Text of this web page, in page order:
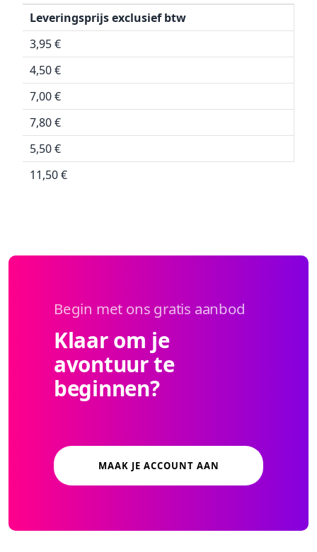
Leveringsprijs exclusief btw
3,95 €
4,50 €
7,00 €
7,80 €
5,50 €
11,50 €
Begin met ons gratis aanbod
Klaar om je
avontuur te
beginnen?
MAAK JE ACCOUNT AAN